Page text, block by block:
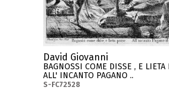
David Giovanni
BAGNOSSI COME DISSE , E LIETA
ALL' INCANTO PAGANO ..
S-FC72528